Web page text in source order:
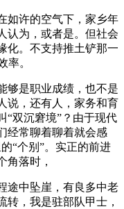
许的空气下，家乡年
认为，或者是。但社会
化。不支持推土铲那一
率。
是职业成绩，也不是
说，还有人，家务和育
“双沉窘境”？由于现代
经常聊着聊着就会感
“个别”。实正的前进
角落时，
中坠崖，有良多中老
转，我是驻部队甲士，